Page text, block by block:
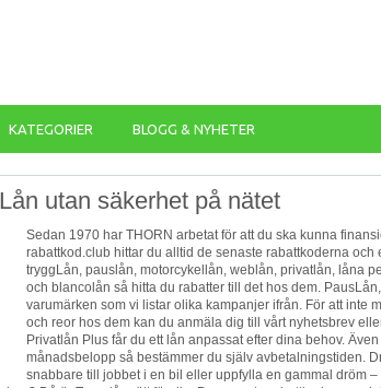
KATEGORIER BLOGG & NYHETER
utan säkerhet på nätet
Sedan 1970 har THORN arbetat för att du ska kunna
rabattkod.club hittar du alltid de senaste rabattkoderna
tryggLån, pauslån, motorcykellån, weblån, privatlån, låna
och blancolån så hitta du rabatter till det hos dem.
varumärken som vi listar olika kampanjer ifrån. För att inte
och reor hos dem kan du anmäla dig till vårt nyhetsbrev
Privatlån Plus får du ett lån anpassat efter dina behov.
månadsbelopp så bestämmer du själv avbetalningstiden.
snabbare till jobbet i en bil eller uppfylla en gammal dröm